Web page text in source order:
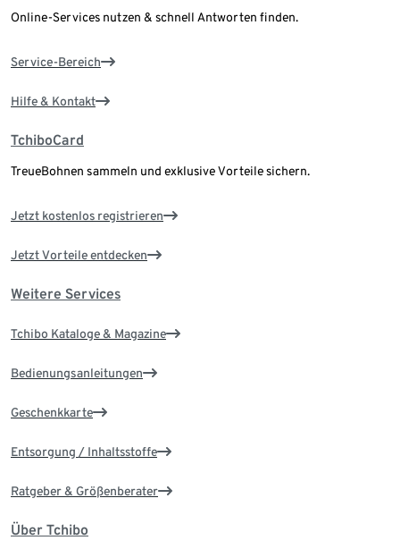
Online-Services nutzen & schnell Antworten finden.
Service-Bereich
Hilfe & Kontakt
TchiboCard
TreueBohnen sammeln und exklusive Vorteile sichern.
Jetzt kostenlos registrieren
Jetzt Vorteile entdecken
Weitere Services
Tchibo Kataloge & Magazine
Bedienungsanleitungen
Geschenkkarte
Entsorgung / Inhaltsstoffe
Ratgeber & Größenberater
Über Tchibo